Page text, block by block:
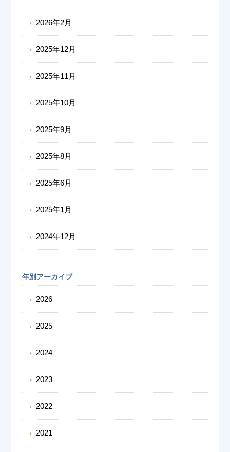
2026年2月
2025年12月
2025年11月
2025年10月
2025年9月
2025年8月
2025年6月
2025年1月
2024年12月
年別アーカイブ
2026
2025
2024
2023
2022
2021